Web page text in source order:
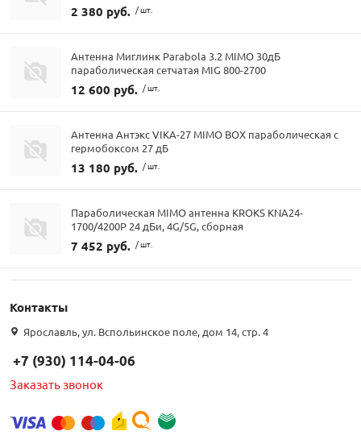
2 380 руб. / шт.
Антенна Миглинк Parabola 3.2 MIMO 30дБ
параболическая сетчатая MIG 800-2700
12 600 руб. / шт.
Антенна Антэкс VIKA-27 MIMO BOX параболическая с
гермобоксом 27 дБ
13 180 руб. / шт.
Параболическая MIMO антенна KROKS KNA24-
1700/4200P 24 дБи, 4G/5G, сборная
7 452 руб. / шт.
Контакты
Ярославль, ул. Вспольинское поле, дом 14, стр. 4
+7 (930) 114-04-06
Заказать звонок